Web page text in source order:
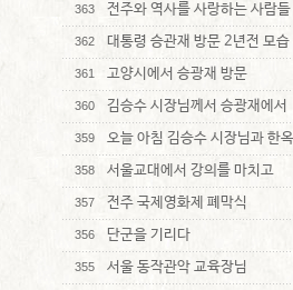
363 전주와 역사를 사랑하는 사람들
362 대통령 승관재 방문 2년전 모습
361 고양시에서 승광재 방문
360 김승수 시장님께서 승광재에서
359 오늘 아침 김승수 시장님과 한
358 서울교대에서 강의를 마치고
357 전주 국제영화제 폐막식
356 단군을 기리다
355 서울 동작관악 교육장님